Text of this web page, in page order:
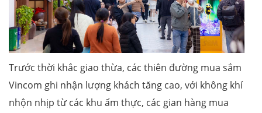
Trước thời khắc giao thừa, các thiên đường mua sắm
Vincom ghi nhận lượng khách tăng cao, với không khí
nhộn nhịp từ các khu ẩm thực, các gian hàng mua